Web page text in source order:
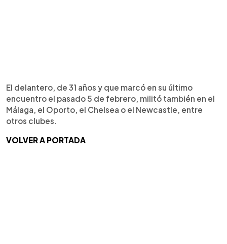
El delantero, de 31 años y que marcó en su último
encuentro el pasado 5 de febrero, militó también en el
Málaga, el Oporto, el Chelsea o el Newcastle, entre
otros clubes.
VOLVER A PORTADA